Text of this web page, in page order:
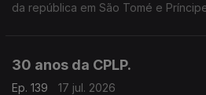
da república em São Tomé e
30 anos da CPLP.
Ep. 139
17 jul. 2026